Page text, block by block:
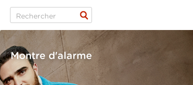
Montre d'alarme